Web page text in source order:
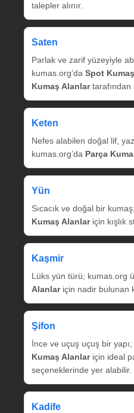
talepler alınır.
Saten
Parlak ve zarif yüzeyiyle
kumas.org’da Spot
Kumaş Alanlartarafından
Keten
Nefes alabilen doğal lif,
kumas.org’da Parça
Yün
Sıcacık ve doğal bir
Kumaş Alanlariçin kışlık
Kaşmir
Lüks yün türü; kumas.org
Alanlariçin nadir bulunan
Şifon
İnce ve uçuş uçuş bir
Kumaş Alanlariçin ideal
seçeneklerinde yer alabilir.
Kadife